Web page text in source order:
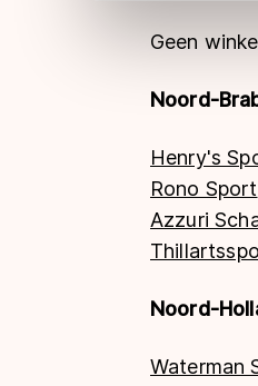
Geen
Noord-
Henry's
Rono Sport
Azzuri
Noord-
Waterman